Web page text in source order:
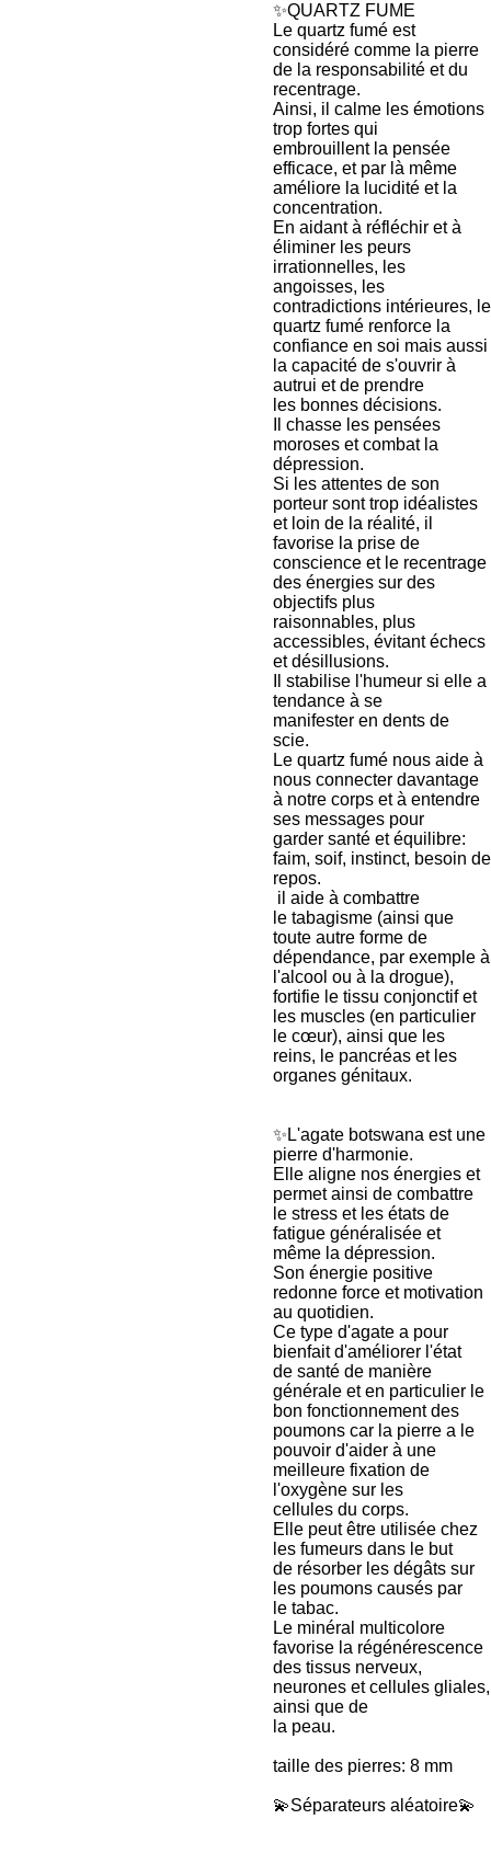
✨QUARTZ FUME
Le quartz fumé est
considéré comme la pierre
de la responsabilité et du
recentrage.
Ainsi, il calme les émotions
trop fortes qui
embrouillent la pensée
efficace, et par là même
améliore la lucidité et la
concentration.
En aidant à réfléchir et à
éliminer les peurs
irrationnelles, les
angoisses, les
contradictions intérieures, le
quartz fumé renforce la
confiance en soi mais aussi
la capacité de s'ouvrir à
autrui et de prendre
les bonnes décisions.
Il chasse les pensées
moroses et combat la
dépression.
Si les attentes de son
porteur sont trop idéalistes
et loin de la réalité, il
favorise la prise de
conscience et le recentrage
des énergies sur des
objectifs plus
raisonnables, plus
accessibles, évitant échecs
et désillusions.
Il stabilise l'humeur si elle a
tendance à se
manifester en dents de
scie.
Le quartz fumé nous aide à
nous connecter davantage
à notre corps et à entendre
ses messages pour
garder santé et équilibre:
faim, soif, instinct, besoin de
repos.
il aide à combattre
le tabagisme (ainsi que
toute autre forme de
dépendance, par exemple à
l'alcool ou à la drogue),
fortifie le tissu conjonctif et
les muscles (en particulier
le cœur), ainsi que les
reins, le pancréas et les
organes génitaux.
✨L'agate botswana est une
pierre d'harmonie.
Elle aligne nos énergies et
permet ainsi de combattre
le stress et les états de
fatigue généralisée et
même la dépression.
Son énergie positive
redonne force et motivation
au quotidien.
Ce type d'agate a pour
bienfait d'améliorer l'état
de santé de manière
générale et en particulier le
bon fonctionnement des
poumons car la pierre a le
pouvoir d'aider à une
meilleure fixation de
l'oxygène sur les
cellules du corps.
Elle peut être utilisée chez
les fumeurs dans le but
de résorber les dégâts sur
les poumons causés par
le tabac.
Le minéral multicolore
favorise la régénérescence
des tissus nerveux,
neurones et cellules gliales,
ainsi que de
la peau.
taille des pierres: 8 mm
💫Séparateurs aléatoire💫